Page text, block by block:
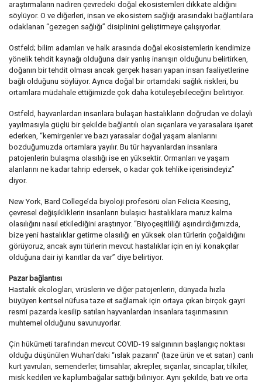
araştırmaların nadiren çevredeki doğal ekosistemleri dikkate aldığını
söylüyor. O ve diğerleri, insan ve ekosistem sağlığı arasındaki bağlantılara
odaklanan “gezegen sağlığı” disiplinini geliştirmeye çalışıyorlar.
Ostfeld; bilim adamları ve halk arasında doğal ekosistemlerin kendimize
yönelik tehdit kaynağı olduğuna dair yanlış inanışın olduğunu belirtirken,
doğanın bir tehdit olması ancak gerçek hasarı yapan insan faaliyetlerine
bağlı olduğunu söylüyor. Ayrıca doğal bir ortamdaki sağlık riskleri, bu
ortamlara müdahale ettiğimizde çok daha kötüleşebileceğini belirtiyor.
Ostfeld, hayvanlardan insanlara bulaşan hastalıkların doğrudan ve dolaylı
yayılmasıyla güçlü bir şekilde bağlantılı olan sıçanlara ve yarasalara işaret
ederken, “kemirgenler ve bazı yarasalar doğal yaşam alanlarını
bozduğumuzda ortamlara yayılır. Bu tür hayvanlardan insanlara
patojenlerin bulaşma olasılığı ise en yüksektir. Ormanları ve yaşam
alanlarını ne kadar tahrip edersek, o kadar çok tehlike içerisindeyiz”
diyor.
New York, Bard College’da biyoloji profesörü olan Felicia Keesing,
çevresel değişikliklerin insanların bulaşıcı hastalıklara maruz kalma
olasılığını nasıl etkilediğini araştırıyor. “Biyoçeşitliliği aşındırdığımızda,
bize yeni hastalıklar getirme olasılığı en yüksek olan türlerin çoğaldığını
görüyoruz, ancak aynı türlerin mevcut hastalıklar için en iyi konakçılar
olduğuna dair iyi kanıtlar da var” diye belirtiyor.
Pazar bağlantısı
Hastalık ekologları, virüslerin ve diğer patojenlerin, dünyada hızla
büyüyen kentsel nüfusa taze et sağlamak için ortaya çıkan birçok gayri
resmi pazarda kesilip satılan hayvanlardan insanlara taşınmasının
muhtemel olduğunu savunuyorlar.
Çin hükümeti tarafından mevcut COVID-19 salgınının başlangıç noktası
olduğu düşünülen Wuhan’daki “ıslak pazarın” (taze ürün ve et satan) canlı
kurt yavruları, semenderler, timsahlar, akrepler, sıçanlar, sincaplar, tilkiler,
misk kedileri ve kaplumbağalar sattığı biliniyor. Aynı şekilde, batı ve orta